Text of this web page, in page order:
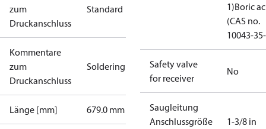
zum
Druckanschluss
Standard
Kommentare
zum
Druckanschluss
Soldering
Länge [mm] 679.0 mm
1)Boric
(CAS no.
10043-
Safety valve
for receiver
No
Saugleitung
Anschlussgröße
1-3/8 in